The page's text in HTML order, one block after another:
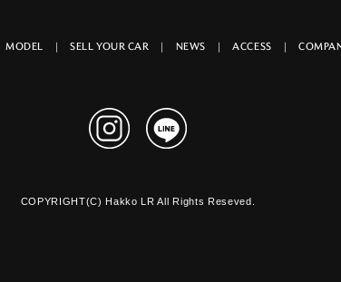
MODEL SELL YOUR CAR NEWS ACCESS
COPYRIGHT(C) Hakko LR All Rights Reseved.